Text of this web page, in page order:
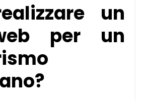
un
per un